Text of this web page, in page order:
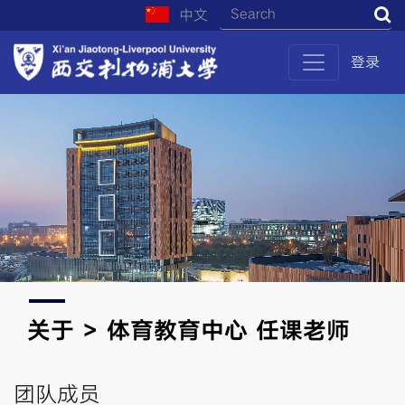
中文
登录
关于 > 体育教育中心 任课老师
团队成员